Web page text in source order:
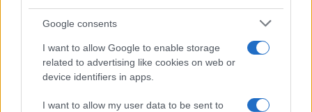
Google consents
I want to allow Google to enable storage
related to advertising like cookies on web or
device identifiers in apps.
I want to allow my user data to be sent to
Izklop elektrike: 423.
Nadzorništvo Vuzenica -
Izklop elektrike: 422.